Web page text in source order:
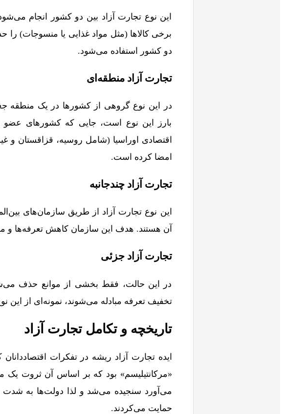
این نوع تجارت آزاد بین دو کشور انجام
برخی کالاها (مثل مواد غذایی یا منسوجات)
دو کشور استفاده می‌شود.
تجارت آزاد منطقه‌ای
در این نوع گروهی از کشورها در یک منطقه
بارز این نوع است، جایی که کشورهای عضو
اقتصادی اوراسیا (شامل روسیه، قزاقستان و
امضا کرده است.
تجارت آزاد چندجانبه
آن هستند. هدف این سازمان کاهش تعرفه‌ها و
تجارت آزاد جزئی
در این حالت، فقط بخشی از موانع حذف
تخفیف تعرفه مبادله می‌شوند، نمونه‌ای از این
تاریخچه و تکامل تجارت آزاد
«مرکانتیلیسم» بود که بر اساس آن ثروت
می‌آورد سنجیده می‌شد و لذا دولت‌ها به شدت
حمایت می‌کردند.